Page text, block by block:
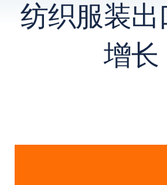
搜
纺织服装出
增长